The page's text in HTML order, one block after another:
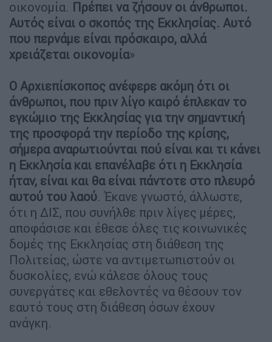
οικονομία. Πρέπει να ζήσουν οι άνθρωποι.
Αυτός είναι ο σκοπός της Εκκλησίας. Αυτό
που περνάμε είναι πρόσκαιρο, αλλά
χρειάζεται οικονομία»
Ο Αρχιεπίσκοπος ανέφερε ακόμη ότι οι
άνθρωποι, που πριν λίγο καιρό έπλεκαν το
εγκώμιο της Εκκλησίας για την σημαντική
της προσφορά την περίοδο της κρίσης,
σήμερα αναρωτιούνται πού είναι και τι κάνει
η Εκκλησία και επανέλαβε ότι η Εκκλησία
ήταν, είναι και θα είναι πάντοτε στο πλευρό
αυτού του λαού. Έκανε γνωστό, άλλωστε,
ότι η ΔΙΣ, που συνήλθε πριν λίγες μέρες,
αποφάσισε και έθεσε όλες τις κοινωνικές
δομές της Εκκλησίας στη διάθεση της
Πολιτείας, ώστε να αντιμετωπιστούν οι
δυσκολίες, ενώ κάλεσε όλους τους
συνεργάτες και εθελοντές να θέσουν τον
εαυτό τους στη διάθεση όσων έχουν
ανάγκη.